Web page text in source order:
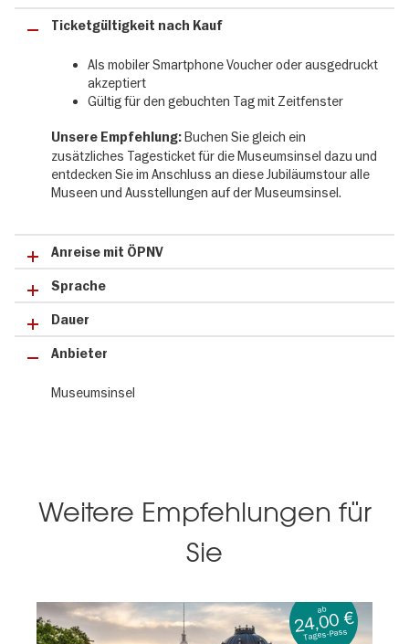
Eine besondere geführte Tour durch die
Geschichte
Jedes Jahr steht dabei ein anderes Museum und Highlight der
Museumsinsel im Fokus des Jubiläums. Im Jubiläumsjahr 2025
steht dabei das Alte Museum im Fokus und im Jahr 2026 liegt der
Themenschwerpunkt bei der Alten Nationalgalerie. Die
Jubiläumstour zum 200 jährigen Bestehen wird immer wieder zu
einem neuen Erlebnis.
Perspektive
Sichern Sie sich jetzt Ihr Ticket für die Jubiläumstour: 200 Jahre
Museumsinsel. Diese geführte Tour findet ausschließlich im Freien
auf der Museumsinsel statt und ist ideal um die weltberühmte
Architektur, einzigartige Perspektiven, architektonische Highlights
und die besondere Atmosphäre auf sich wirken zu lassen.
Ticketgültigkeit nach Kauf
Als mobiler Smartphone Voucher oder ausgedruckt
akzeptiert
Gültig für den gebuchten Tag mit Zeitfenster
Unsere Empfehlung:Buchen Sie gleich ein
zusätzliches Tagesticket für die Museumsinsel dazu und
entdecken Sie im Anschluss an diese Jubiläumstour alle
Museen und Ausstellungen auf der Museumsinsel.
Anreise mit ÖPNV
Sprache
Dauer
Anbieter
Museumsinsel
Weitere Empfehlungen für
Sie
ab
24,00 €
Tages-Pass